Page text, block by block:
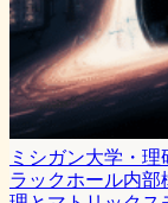
ミシガン大学・
ラックホール内